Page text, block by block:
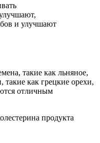
и улучшают
такие как льняное,
как грецкие орехи,
отличным
продукта